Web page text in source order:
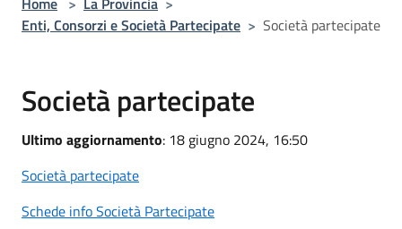
Enti, Consorzi e Società Partecipate > Società partecipate
Società partecipate
Ultimo aggiornamento: 18 giugno 2024, 16:50
Società partecipate
Schede info Società Partecipate